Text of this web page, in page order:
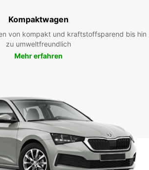
Kompaktwagen
von kompakt und kraftstoffsparend bis hin
zu umweltfreundlich
Mehr erfahren